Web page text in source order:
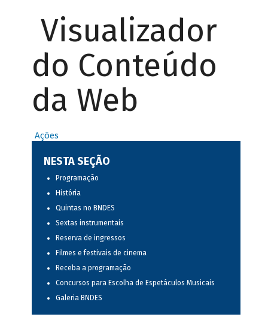
Visualizador
do Conteúdo
da Web
Ações
NESTA SEÇÃO
Programação
História
Quintas no BNDES
Sextas instrumentais
Reserva de ingressos
Filmes e festivais de cinema
Receba a programação
Concursos para Escolha de Espetáculos Musicais
Galeria BNDES